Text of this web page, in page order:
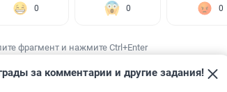
0 0 0
фрагмент и нажмите Ctrl+Enter
за комментарии и другие задания!